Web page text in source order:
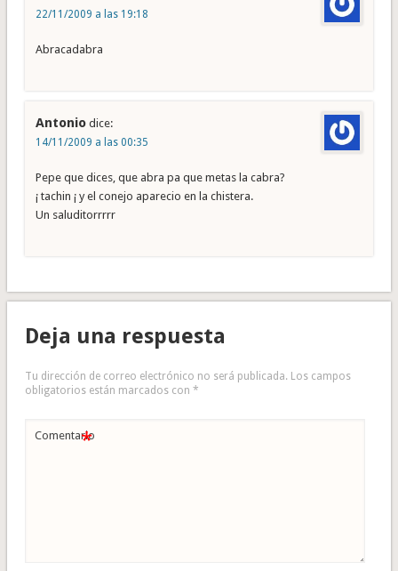
22/11/2009 a las 19:18
Abracadabra
Antonio dice:
14/11/2009 a las 00:35
Pepe que dices, que abra pa que metas la cabra?
¡ tachin ¡ y el conejo aparecio en la chistera.
Un saluditorrrrr
Deja una respuesta
Tu dirección de correo electrónico no será publicada. Los campos
obligatorios están marcados con *
Comentario
*